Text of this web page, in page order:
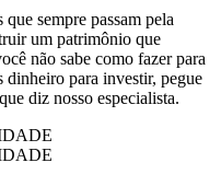
sempre passam pela
um patrimônio que
não sabe como fazer para
dinheiro para investir, pegue
diz nosso especialista.